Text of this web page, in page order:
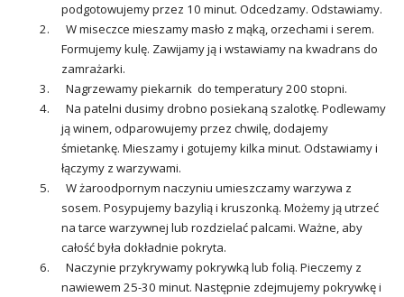
podgotowujemy przez 10 minut. Odcedzamy. Odstawiamy.
2. W miseczce mieszamy masło z mąką, orzechami i serem.
Formujemy kulę. Zawijamy ją i wstawiamy na kwadrans do
zamrażarki.
3. Nagrzewamy piekarnik do temperatury 200 stopni.
4. Na patelni dusimy drobno posiekaną szalotkę. Podlewamy
ją winem, odparowujemy przez chwilę, dodajemy
śmietankę. Mieszamy i gotujemy kilka minut. Odstawiamy i
łączymy z warzywami.
5. W żaroodpornym naczyniu umieszczamy warzywa z
sosem. Posypujemy bazylią i kruszonką. Możemy ją utrzeć
na tarce warzywnej lub rozdzielać palcami. Ważne, aby
całość była dokładnie pokryta.
6. Naczynie przykrywamy pokrywką lub folią. Pieczemy z
nawiewem 25-30 minut. Następnie zdejmujemy pokrywkę i